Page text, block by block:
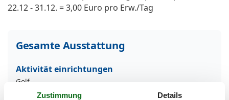
22.12 - 31.12. = 3,00 Euro pro Erw./Tag
Gesamte Ausstattung
Aktivität einrichtungen
Golf
RadfahrenZustimmung Details